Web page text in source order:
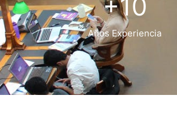
+10
Años Experiencia